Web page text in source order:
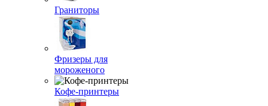
Граниторы
Фризеры для
мороженого
Кофе-принтеры